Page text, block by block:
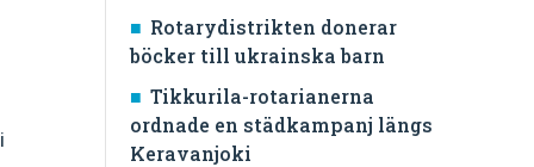
Rotarydistrikten donerar
böcker till ukrainska barn
Tikkurila-rotarianerna
ordnade en städkampanj längs
Keravanjoki